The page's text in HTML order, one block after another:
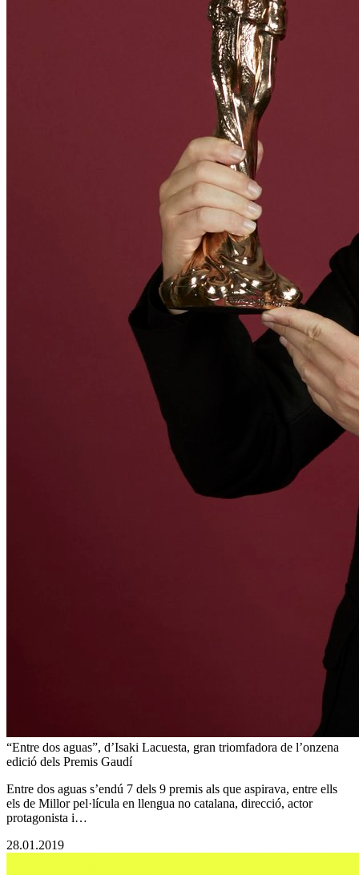
“Entre dos aguas”, d’Isaki Lacuesta, gran triomfadora de l’onzena
edició dels Premis Gaudí
Entre dos aguas s’endú 7 dels 9 premis als que aspirava, entre ells
els de Millor pel·lícula en llengua no catalana, direcció, actor
protagonista i…
28.01.2019